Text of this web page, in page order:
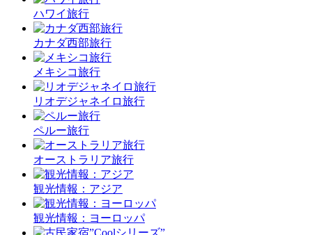
ハワイ旅行
カナダ西部旅行
メキシコ旅行
リオデジャネイロ旅行
ペルー旅行
オーストラリア旅行
観光情報：アジア
観光情報：ヨーロッパ